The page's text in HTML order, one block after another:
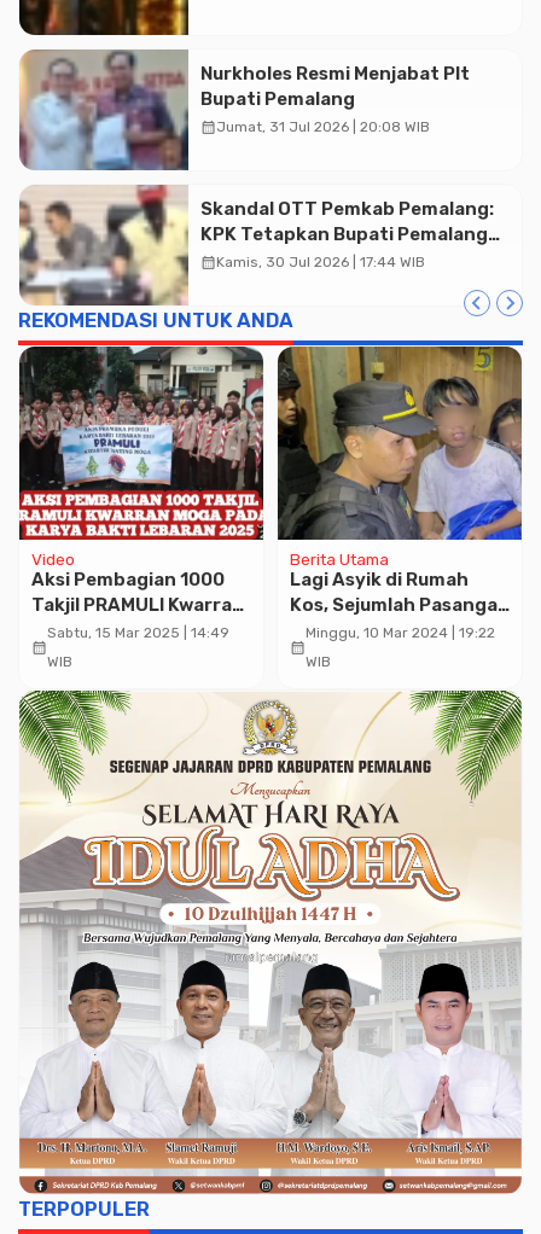
Nurkholes Resmi Menjabat Plt
Bupati Pemalang
calendar_monthJumat, 31 Jul 2026 | 20:08 WIB
Skandal OTT Pemkab Pemalang:
KPK Tetapkan Bupati Pemalang
dan Oknum Staf Internal Sebagai
Miliar
calendar_monthKamis, 30 Jul 2026 | 17:44 WIB
REKOMENDASI UNTUK ANDA
Video
Aksi Pembagian 1000
Takjil PRAMULI Kwarran
Moga pada Karya Bakti
Lebaran 2025
calendar_month
Sabtu, 15 Mar 2025 | 14:49
WIB
Berita Utama
Lagi Asyik di Rumah
Kos, Sejumlah Pasangan
Tak Resmi Kena Razia.
calendar_month
Minggu, 10 Mar 2024 | 19:22
WIB
TERPOPULER